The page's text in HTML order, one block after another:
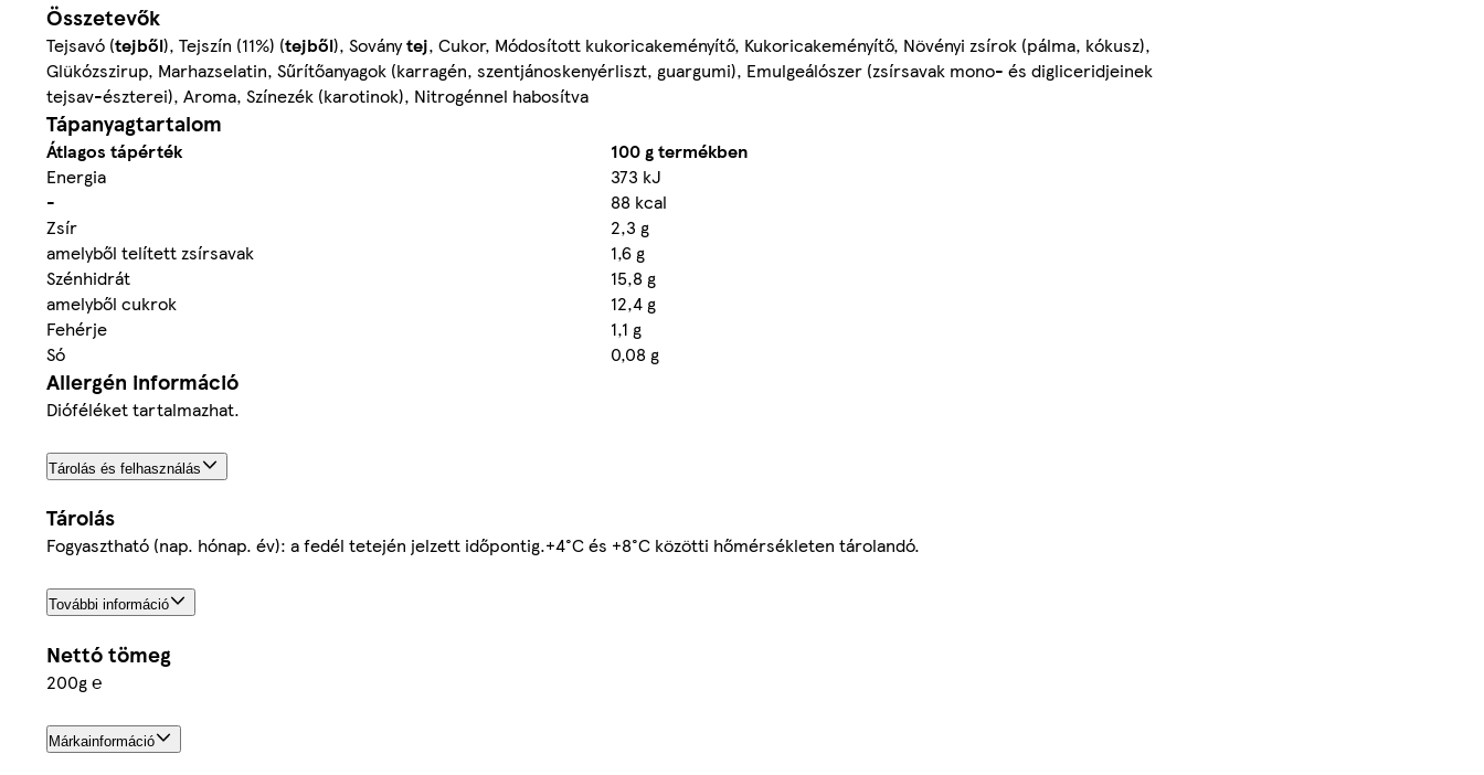
Összetevők
Tejsavó (tejből), Tejszín (11%) (tejből), Soványtej, Cukor, Módosított kukoricakeményítő, Kukoricakeményítő, Növényi zsírok (pálma, kókusz),
Glükózszirup, Marhazselatin, Sűrítőanyagok (karragén, szentjánoskenyérliszt, guargumi), Emulgeálószer (zsírsavak mono- és digliceridjeinek
tejsav-észterei), Aroma, Színezék (karotinok), Nitrogénnel habosítva
Tápanyagtartalom
Átlagos tápérték
100 g termékben
Energia
373 kJ
-
88 kcal
Zsír
2,3 g
amelyből telített zsírsavak
1,6 g
Szénhidrát
15,8 g
amelyből cukrok
12,4 g
Fehérje
1,1 g
Só
0,08 g
Allergén információ
Dióféléket tartalmazhat.
Tárolás és felhasználás
Tárolás
Fogyasztható (nap. hónap. év): a fedél tetején jelzett időpontig.+4°C és +8°C közötti hőmérsékleten tárolandó.
További információ
Nettó tömeg
200g ℮
Márkainformáció